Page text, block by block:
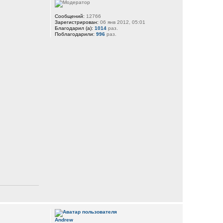
Сообщений: 12766
Зарегистрирован: 06 янв 2012, 05:01
Благодарил (а): 1014раз.
Поблагодарили: 996раз.
Andrew